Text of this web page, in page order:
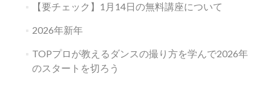
【要チェック】1月14日の無料講座について
2026年新年
TOPプロが教えるダンスの撮り方を学んで2026年
のスタートを切ろう